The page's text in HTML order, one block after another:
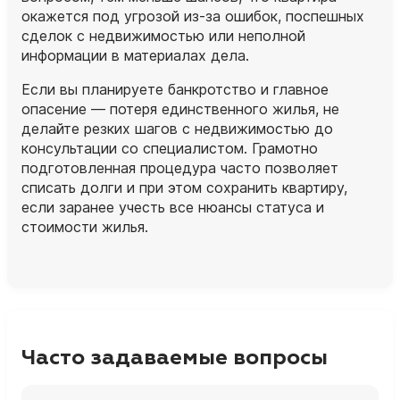
окажется под угрозой из‑за ошибок, поспешных
сделок с недвижимостью или неполной
информации в материалах дела.
Если вы планируете банкротство и главное
опасение — потеря единственного жилья, не
делайте резких шагов с недвижимостью до
консультации со специалистом. Грамотно
подготовленная процедура часто позволяет
списать долги и при этом сохранить квартиру,
если заранее учесть все нюансы статуса и
стоимости жилья.
Часто задаваемые вопросы